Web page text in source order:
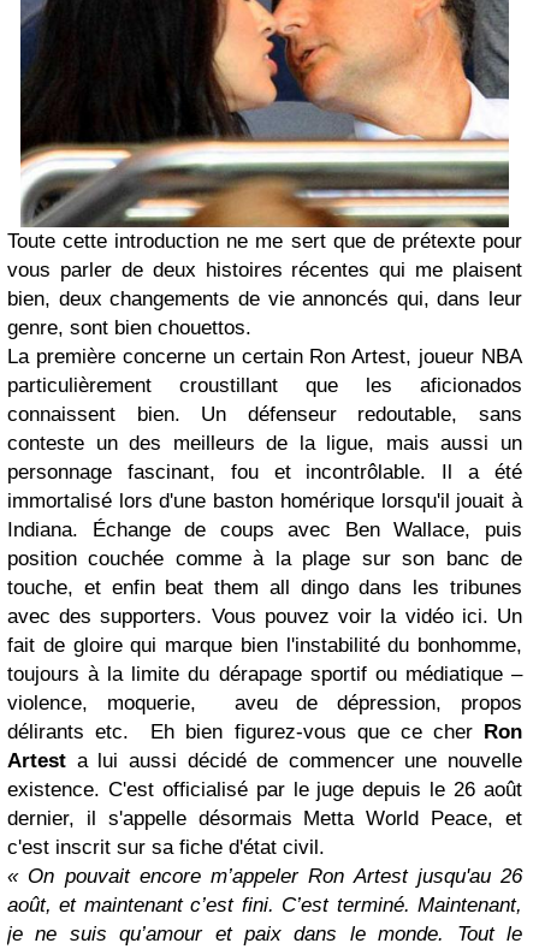
Toute cette introduction ne me sert que de prétexte pour
vous parler de deux histoires récentes qui me plaisent
bien, deux changements de vie annoncés qui, dans leur
genre, sont bien chouettos.
La première concerne un certain Ron Artest, joueur NBA
particulièrement croustillant que les aficionados
connaissent bien. Un défenseur redoutable, sans
conteste un des meilleurs de la ligue, mais aussi un
personnage fascinant, fou et incontrôlable. Il a été
immortalisé lors d'une baston homérique lorsqu'il jouait à
Indiana. Échange de coups avec Ben Wallace, puis
position couchée comme à la plage sur son banc de
touche, et enfin beat them all dingo dans les tribunes
avec des supporters. Vous pouvez voir la vidéo ici. Un
fait de gloire qui marque bien l'instabilité du bonhomme,
toujours à la limite du dérapage sportif ou médiatique –
violence, moquerie, aveu de dépression, propos
délirants etc. Eh bien figurez-vous que ce cher Ron
Artest a lui aussi décidé de commencer une nouvelle
existence. C'est officialisé par le juge depuis le 26 août
dernier, il s'appelle désormais Metta World Peace, et
c'est inscrit sur sa fiche d'état civil.
« On pouvait encore m’appeler Ron Artest jusqu'au 26
août, et maintenant c’est fini. C’est terminé. Maintenant,
je ne suis qu’amour et paix dans le monde. Tout le